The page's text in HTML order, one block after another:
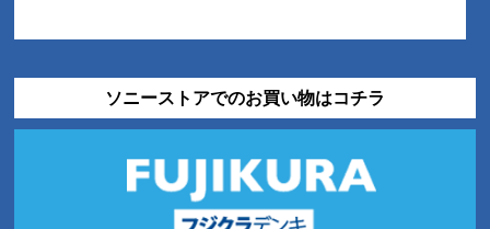
ソニーストアでのお買い物はコチラ